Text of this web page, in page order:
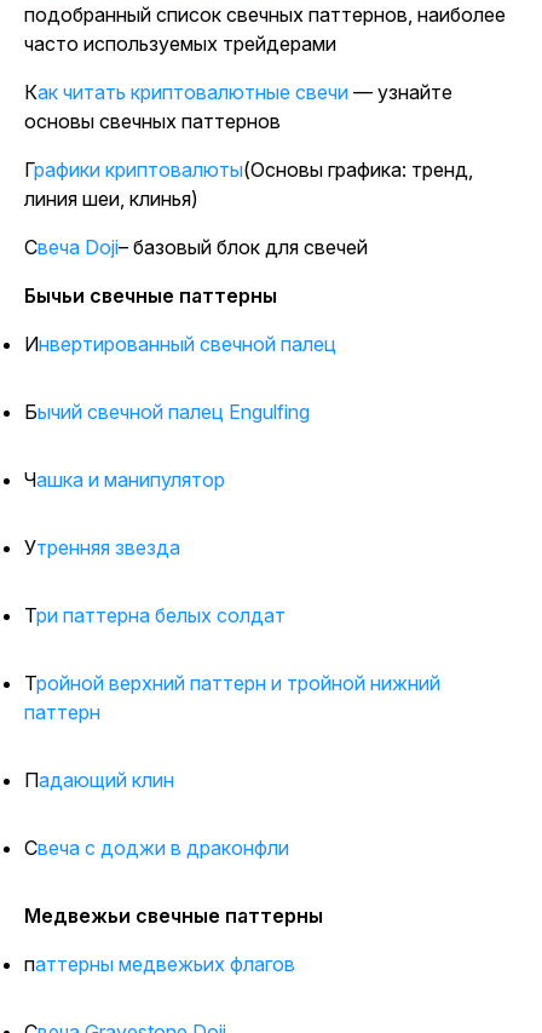
подобранный список свечных паттернов, наиболее
часто используемых трейдерами
Как читать криптовалютные свечи — узнайте
основы свечных паттернов
Графики криптовалюты(Основы графика: тренд,
линия шеи, клинья)
Свеча Doji– базовый блок для свечей
Бычьи свечные паттерны
Инвертированный свечной палец
Бычий свечной палец Engulfing
Чашка и манипулятор
Утренняя звезда
Три паттерна белых солдат
Тройной верхний паттерн и тройной нижний
паттерн
Падающий клин
Свеча с доджи в драконфли
Медвежьи свечные паттерны
паттерны медвежьих флагов